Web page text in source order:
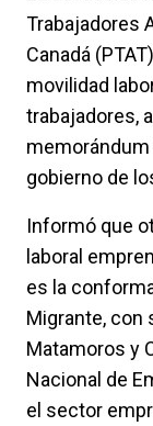
Trabajadores
Canadá
movilidad
trabajadores,
gobierno de
Informó que
laboral
es la
Migrante, con
Matamoros y
Nacional de
el sector